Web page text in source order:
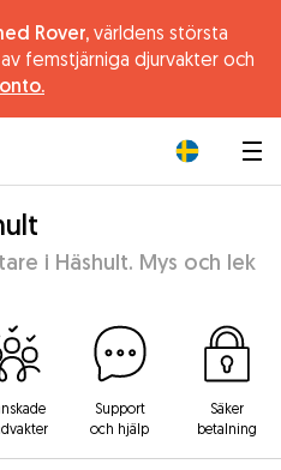
Rover, världens största
femstjärniga djurvakter och
i Häshult. Mys och lek
Support
och hjälp
Säker
betalning